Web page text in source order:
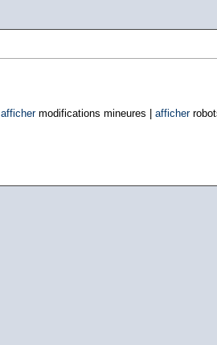
affichermodifications mineures | afficher